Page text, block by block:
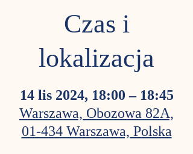
Czas i
lokalizacja
14 lis 2024, 18:00 – 18:45
Warszawa, Obozowa 82A,
01-434 Warszawa, Polska